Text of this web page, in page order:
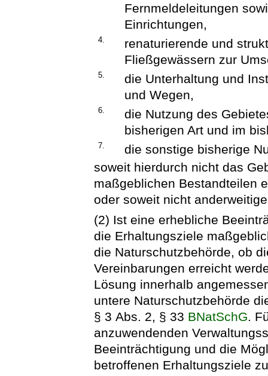
Fernmeldeleitungen
Einrichtungen,
4.
renaturierende und
Fließgewässern zur
5.
die Unterhaltung und
und Wegen,
6.
die Nutzung des
bisherigen Art und im
7.
die sonstige bisherige
soweit hierdurch nicht das
maßgeblichen Bestandteilen
oder soweit nicht
(2) Ist eine erhebliche
die Erhaltungsziele
die Naturschutzbehörde, ob
Vereinbarungen erreicht
Lösung innerhalb
untere Naturschutzbehörde
§ 3 Abs. 2, § 33 BNatSchG.
anzuwendenden
Beeinträchtigung und die
betroffenen Erhaltungsziele